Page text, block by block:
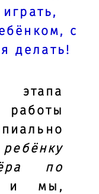
с
делать!
по
и мы,